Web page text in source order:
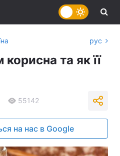
рус
та як її
55142
на нас в Google